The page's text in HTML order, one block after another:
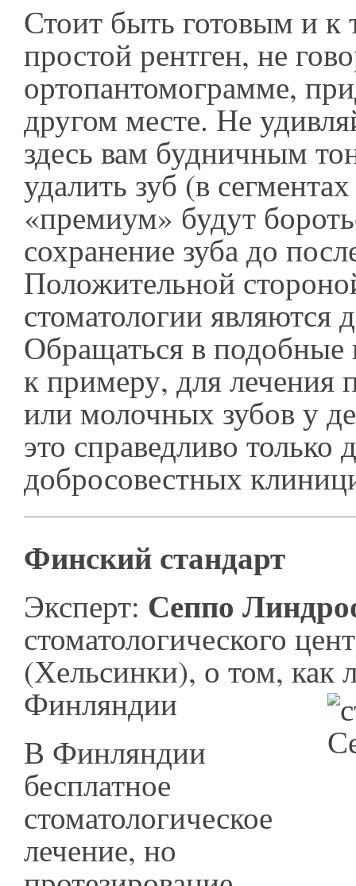
Стоит быть готовым и к
простой рентген, не
ортопантомограмме,
другом месте. Не
здесь вам будничным
удалить зуб (в
«премиум» будут
сохранение зуба до
Положительной
стоматологии являются
Обращаться в подобные
к примеру, для лечения
или молочных зубов у
это справедливо только
добросовестных
Финский стандарт
Эксперт: Сеппо
стоматологического
(Хельсинки), о том, как
Финляндии
В Финляндии
бесплатное
стоматологическое
лечение, но